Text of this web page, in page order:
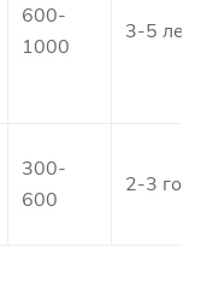
600-
1000
3-5 лет
300-
600
2-3